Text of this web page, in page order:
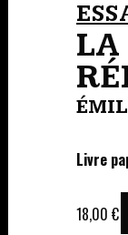
LA
Livre
18,00 €